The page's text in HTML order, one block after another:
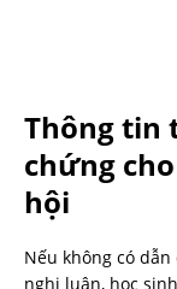
Thông tin
chứng
hội
Nếu không có
nghị luận, học